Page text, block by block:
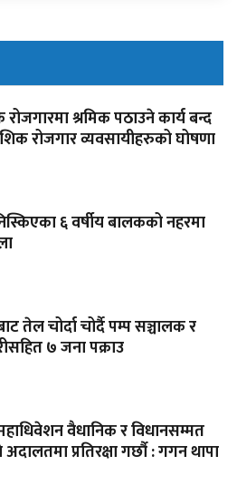
श्रमिक पठाउने कार्य बन्द
रोजगार व्यवसायीहरुको घोषणा
६ वर्षीय बालकको नहरमा
तेल चोर्दा चोर्दै पम्प सञ्चालक र
७ जना पक्राउ
वैधानिक र विधानसम्मत
प्रतिरक्षा गर्छौ : गगन थापा